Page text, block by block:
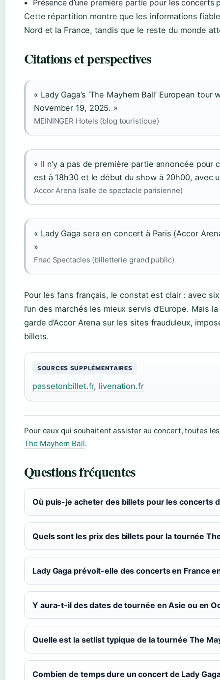
Présence d’une première partie pour les concerts
Cette répartition montre que les informations
Nord et la France, tandis que le reste du monde
Citations et perspectives
« Lady Gaga’s ‘The Mayhem Ball’ European
November 19, 2025. »
MEININGER Hotels (blog touristique)
« Il n’y a pas de première partie annoncée pour
est à 18h30 et le début du show à 20h00, avec
Accor Arena (salle de spectacle parisienne)
« Lady Gaga sera en concert à Paris (Accor
»
Fnac Spectacles (billetterie grand public)
Pour les fans français, le constat est clair : avec
l’un des marchés les mieux servis d’Europe. Mais
garde d’Accor Arena sur les sites frauduleux,
billets.
SOURCES SUPPLÉMENTAIRES
passetonbillet.fr, livenation.fr
Pour ceux qui souhaitent assister au concert, toutes
The Mayhem Ball.
Questions fréquentes
Où puis-je acheter des billets pour les concerts
Quels sont les prix des billets pour la tournée
Lady Gaga prévoit-elle des concerts en France
Y aura-t-il des dates de tournée en Asie ou en
Quelle est la setlist typique de la tournée The
Combien de temps dure un concert de Lady